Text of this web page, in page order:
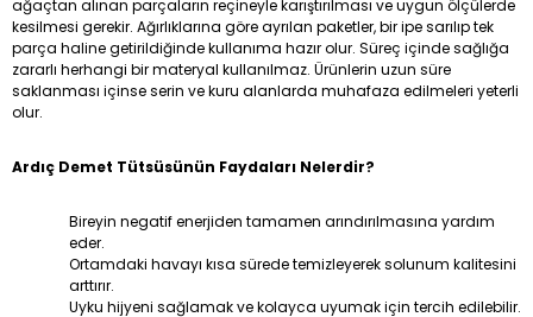
ağaçtan alınan parçaların reçineyle karıştırılması ve uygun ölçülerde
kesilmesi gerekir. Ağırlıklarına göre ayrılan paketler, bir ipe sarılıp tek
parça haline getirildiğinde kullanıma hazır olur. Süreç içinde sağlığa
zararlı herhangi bir materyal kullanılmaz. Ürünlerin uzun süre
saklanması içinse serin ve kuru alanlarda muhafaza edilmeleri yeterli
olur.
Ardıç Demet Tütsüsünün Faydaları Nelerdir?
Bireyin negatif enerjiden tamamen arındırılmasına yardım
eder.
Ortamdaki havayı kısa sürede temizleyerek solunum kalitesini
arttırır.
Uyku hijyeni sağlamak ve kolayca uyumak için tercih edilebilir.